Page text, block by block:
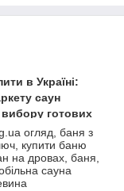
в Україні:
саун
готових
огляд, баня з
купити баню
на дровах, баня,
сауна